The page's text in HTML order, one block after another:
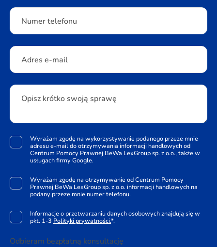
Numer telefonu
Adres e-mail
Opisz krótko swoją sprawę
Wyrażam zgodę na wykorzystywanie podanego przeze mnie
adresu e-mail do otrzymywania informacji handlowych od
Centrum Pomocy Prawnej BeWa LexGroup sp. z o.o., także w
usługach firmy Google.
Wyrażam zgodę na otrzymywanie od Centrum Pomocy
Prawnej BeWa LexGroup sp. z o.o. informacji handlowych na
podany przeze mnie numer telefonu.
Informacje o przetwarzaniu danych osobowych znajdują się w
pkt. 1-3 Polityki prywatności.*.
Odbieram bezpłatną konsultację